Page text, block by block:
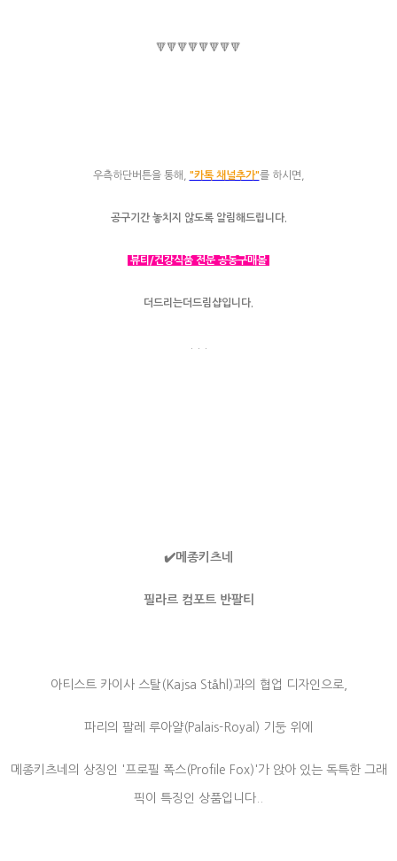
🔻🔻🔻🔻🔻🔻🔻🔻
우측하단버튼을 통해, "카톡 채널추가"를 하시면,
공구기간 놓치지 않도록 알림해드립니다.
뷰티/건강식품 전문 공동구매몰
더드리는더드림샵입니다.
✔️메종키츠네
필라르 컴포트 반팔티
아티스트 카이사 스탈(Kajsa Ståhl)과의 협업 디자인으로,
파리의 팔레 루아얄(Palais-Royal) 기둥 위에
메종키츠네의 상징인 '프로필 폭스(Profile Fox)'가 앉아 있는 독특한 그래
픽이 특징인 상품입니다..